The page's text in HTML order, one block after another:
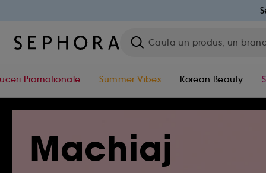
Promotionale Summer Vibes Korean Beauty
Machiaj